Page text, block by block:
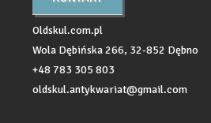
Oldskul.com.pl
Wola Dębińska 266, 32-852 Dębno
+48 783 305 803
oldskul.antykwariat@gmail.com